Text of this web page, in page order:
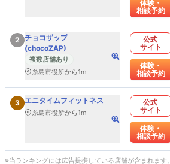
体験・
相談予約
2 チョコザップ
(chocoZAP)
複数店舗あり
糸島市役所から1m
公式
サイト
体験・
相談予約
3 エニタイムフィットネス
糸島市役所から1m
公式
サイト
体験・
相談予約
※当ランキングには広告提携している店舗が含まれます。